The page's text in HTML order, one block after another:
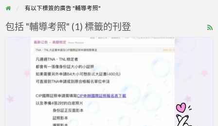
有以下標簽的廣告 "輔導考照"
包括 "輔導考照" (1) 標籤的刊登